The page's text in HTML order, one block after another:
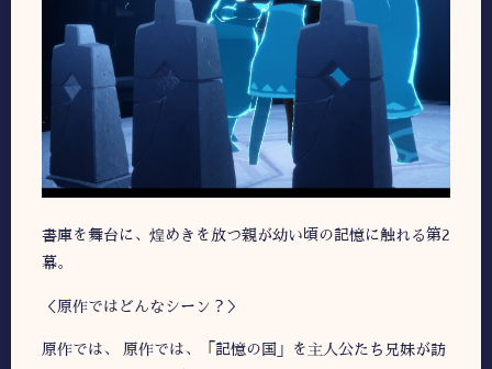
書庫を舞台に、煌めきを放つ親が幼い頃の記憶に触れる第2
幕。
＜原作ではどんなシーン？＞
原作では、 原作では、「記憶の国」を主人公たち兄妹が訪